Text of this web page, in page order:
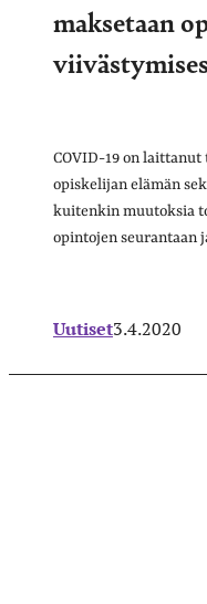
maksetaan
COVID-19 on
opiskelijan elämän
kuitenkin muutoksia
opintojen seurantaan
Uutiset3.4.2020